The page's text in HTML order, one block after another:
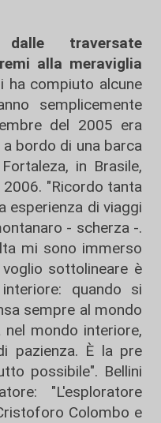
dalle traversate
alla meraviglia
ha compiuto alcune
semplicemente
del 2005 era
bordo di una barca
in Brasile,
"Ricordo tanta
esperienza di viaggi
- scherza -.
mi sono immerso
sottolineare è
quando si
sempre al mondo
mondo interiore,
pazienza. È la pre
possibile". Bellini
"L'esploratore
Colombo e